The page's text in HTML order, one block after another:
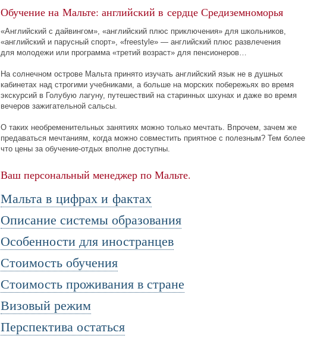
Обучение на Мальте: английский в сердце Средиземноморья
«Английский с дайвингом», «английский плюс приключения» для школьников,
«английский и парусный спорт», «freestyle» — английский плюс развлечения
для молодежи или программа «третий возраст» для пенсионеров…
На солнечном острове Мальта принято изучать английский язык не в душных
кабинетах над строгими учебниками, а больше на морских побережьях во время
экскурсий в Голубую лагуну, путешествий на старинных шхунах и даже во время
вечеров зажигательной сальсы.
О таких необременительных занятиях можно только мечтать. Впрочем, зачем же
предаваться мечтаниям, когда можно совместить приятное с полезным? Тем более
что цены за обучение-отдых вполне доступны.
Ваш персональный менеджер по Мальте.
Мальта в цифрах и фактах
Описание системы образования
Особенности для иностранцев
Стоимость обучения
Стоимость проживания в стране
Визовый режим
Перспектива остаться